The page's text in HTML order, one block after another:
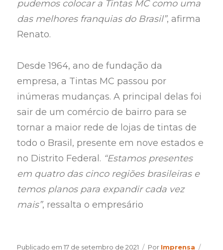
pudemos colocar a Tintas MC como uma
das melhores franquias do Brasil”, afirma
Renato.
Desde 1964, ano de fundação da
empresa, a Tintas MC passou por
inúmeras mudanças. A principal delas foi
sair de um comércio de bairro para se
tornar a maior rede de lojas de tintas de
todo o Brasil, presente em nove estados e
no Distrito Federal. “Estamos presentes
em quatro das cinco regiões brasileiras e
temos planos para expandir cada vez
mais”, ressalta o empresário
Publicado em17 de setembro de 2021 Por Author
Imprensa